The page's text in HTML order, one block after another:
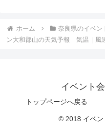
ホーム 奈良県のイベン
ン大和郡山の天気予報｜気温｜風
イベント
トップページへ戻る
© 2018 イベン